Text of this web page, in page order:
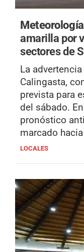
amarilla por
sectores de
La
Calingasta,
prevista para
del sábado.
pronóstico
marcado
LOCALES